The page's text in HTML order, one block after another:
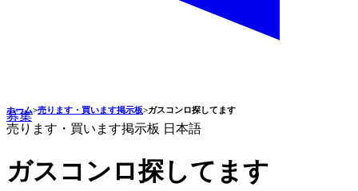
募集
ホーム>売ります・買います掲示板>ガスコンロ探してます
売ります・買います掲示板 日本語
ガスコンロ探してます